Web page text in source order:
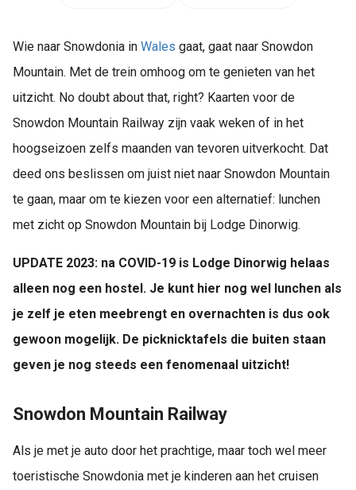
Wie naar Snowdonia in Wales gaat, gaat naar Snowdon
Mountain. Met de trein omhoog om te genieten van het
uitzicht. No doubt about that, right? Kaarten voor de
Snowdon Mountain Railway zijn vaak weken of in het
hoogseizoen zelfs maanden van tevoren uitverkocht. Dat
deed ons beslissen om juist niet naar Snowdon Mountain
te gaan, maar om te kiezen voor een alternatief: lunchen
met zicht op Snowdon Mountain bij Lodge Dinorwig.
UPDATE 2023: na COVID-19 is Lodge Dinorwig helaas
alleen nog een hostel. Je kunt hier nog wel lunchen als
je zelf je eten meebrengt en overnachten is dus ook
gewoon mogelijk. De picknicktafels die buiten staan
geven je nog steeds een fenomenaal uitzicht!
Snowdon Mountain Railway
Als je met je auto door het prachtige, maar toch wel meer
toeristische Snowdonia met je kinderen aan het cruisen